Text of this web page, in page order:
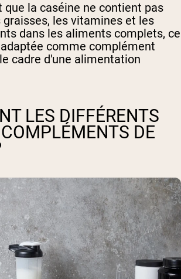
que la caséine ne contient pas
graisses, les vitamines et les
dans les aliments complets, ce
comme complément
cadre d'une alimentation
LES DIFFÉRENTS
DE